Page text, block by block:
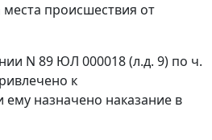
места происшествия от
N 89 ЮЛ 000018 (л.д. 9) по ч.
к
назначено наказание в